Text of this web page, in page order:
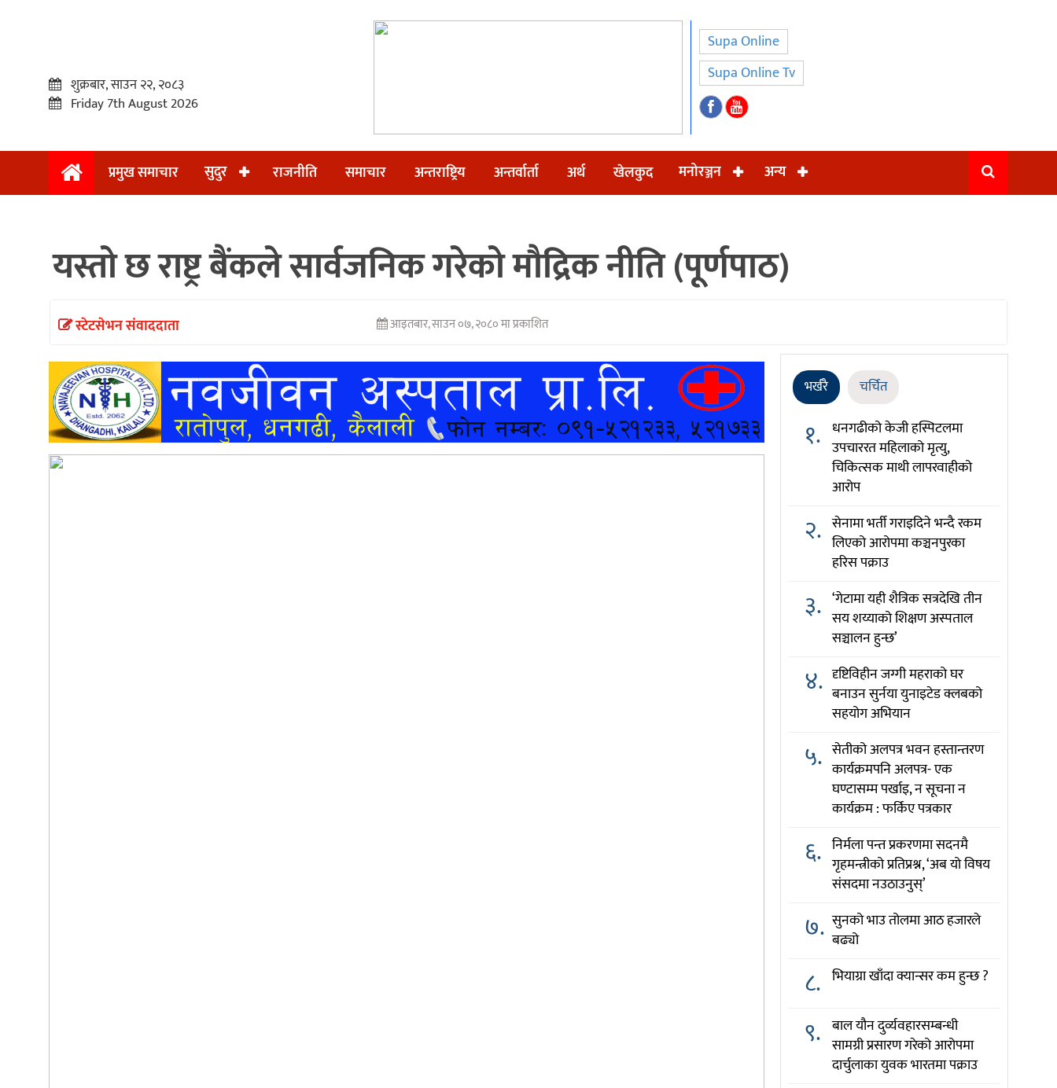
प्रमुख
समाचार
अन्तर्वार्ता
खेलकुद
शुक्रबार, साउन २२, २०८३
Friday 7th August 2026
Supa Online
Supa Online Tv
प्रमुख समाचार सुदुर राजनीति समाचार अन्तराष्ट्रिय अन्तर्वार्ता अर्थ खेलकुद मनोरञ्जन अन्य
यस्तो छ राष्ट्र बैंकले सार्वजनिक गरेको मौद्रिक नीति (पूर्णपाठ)
स्टेटसेभन संवाददाता आइतबार, साउन ०७, २०८० मा प्रकाशित
भर्खरै चर्चित
१. धनगढीको केजी हस्पिटलमा
उपचाररत महिलाको मृत्यु,
चिकित्सक माथी लापरवाहीको
आरोप
२. सेनामा भर्ती गराइदिने भन्दै रकम
लिएको आरोपमा कञ्चनपुरका
हरिस पक्राउ
३. ‘गेटामा यही शैत्रिक सत्रदेखि तीन
सय शय्याको शिक्षण अस्पताल
सञ्चालन हुन्छ’
४. दृष्टिविहीन जग्गी महराको घर
बनाउन सुर्नया युनाइटेड क्लबको
सहयोग अभियान
५. सेतीको अलपत्र भवन हस्तान्तरण
कार्यक्रमपनि अलपत्र- एक
घण्टासम्म पर्खाइ, न सूचना न
कार्यक्रम : फर्किए पत्रकार
६. निर्मला पन्त प्रकरणमा सदनमै
गृहमन्त्रीको प्रतिप्रश्न, ‘अब यो विषय
संसदमा नउठाउनुस्’
७. सुनको भाउ तोलमा आठ हजारले
बढ्यो
८. भियाग्रा खाँदा क्यान्सर कम हुन्छ ?
९. बाल यौन दुर्व्यवहारसम्बन्धी
सामग्री प्रसारण गरेको आरोपमा
दार्चुलाका युवक भारतमा पक्राउ